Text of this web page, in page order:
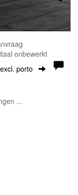
onbewerkt
porto
...